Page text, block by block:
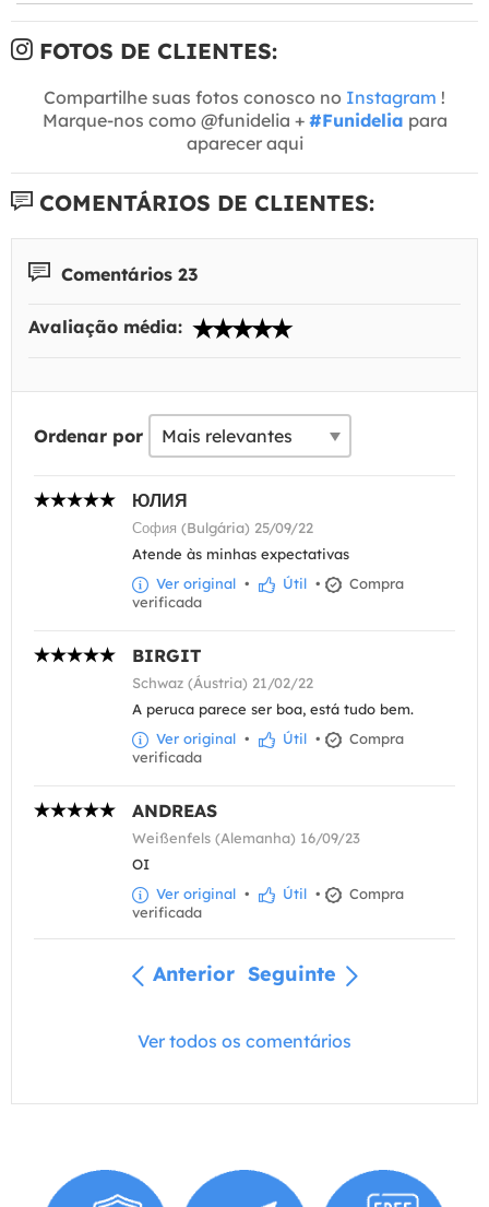
FOTOS DE CLIENTES:
Compartilhe suas fotos conosco no Instagram !
Marque-nos como @funidelia + #Funidelia para
aparecer aqui
COMENTÁRIOS DE CLIENTES:
Comentários 23
Avaliação média:
Ordenar por
ЮЛИЯ
София (Bulgária) 25/09/22
Atende às minhas expectativas
Ver original • Útil •
Compra
verificada
BIRGIT
Schwaz (Áustria) 21/02/22
A peruca parece ser boa, está tudo bem.
Ver original • Útil •
Compra
verificada
ANDREAS
Weißenfels (Alemanha) 16/09/23
OI
Ver original • Útil •
Compra
verificada
Anterior Seguinte
Ver todos os comentários